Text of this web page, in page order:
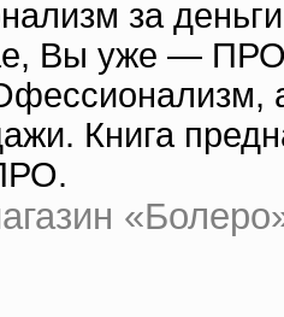
за
Вы уже —
Книга